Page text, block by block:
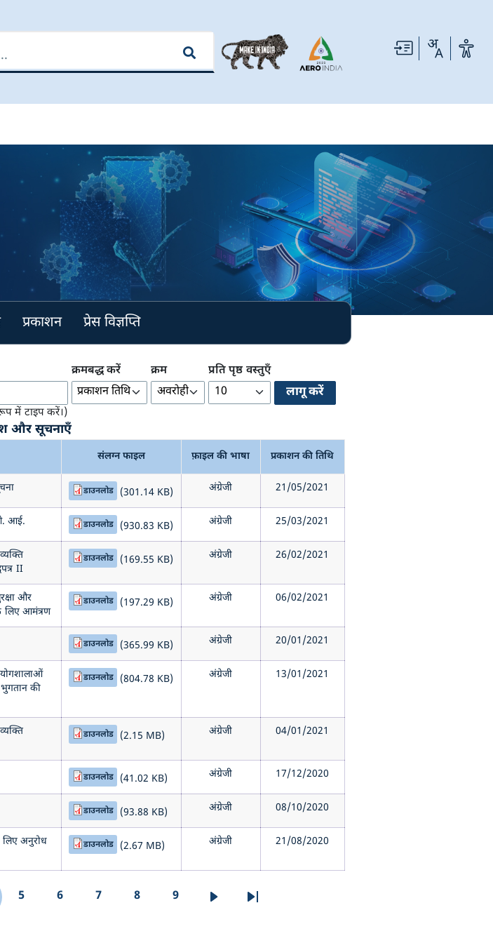
प्रकाशन प्रेस विज्ञप्ति
में टाइप करें।)
क्रमबद्ध करें क्रम प्रति पृष्ठ वस्तुएँ
और सूचनाएँ
संलग्न फाइल फ़ाइल की भाषा प्रकाशन की तिथि
डाउनलोड (301.14 KB) अंग्रेजी 21/05/2021
आई. डाउनलोड (930.83 KB) अंग्रेजी 25/03/2021
II
डाउनलोड (169.55 KB) अंग्रेजी 26/02/2021
और
आमंत्रण
डाउनलोड (197.29 KB) अंग्रेजी 06/02/2021
डाउनलोड (365.99 KB) अंग्रेजी 20/01/2021
भुगतान की
डाउनलोड (804.78 KB) अंग्रेजी 13/01/2021
डाउनलोड (2.15 MB) अंग्रेजी 04/01/2021
डाउनलोड (41.02 KB) अंग्रेजी 17/12/2020
डाउनलोड (93.88 KB) अंग्रेजी 08/10/2020
लिए अनुरोध
डाउनलोड (2.67 MB) अंग्रेजी 21/08/2020
page
Page
5 Page
6 7 Page
8 Page
9 Next pageLast page